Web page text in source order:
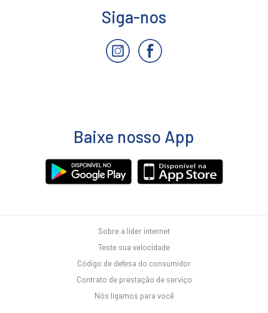
Siga-nos
Baixe nosso App
Sobre a lider internet
Teste sua velocidade
Código de defesa do consumidor
Contrato de prestação de serviço
Nós ligamos para você